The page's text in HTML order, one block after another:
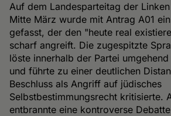
Auf dem Landesparteitag der
Mitte März wurde mit Antrag A01
gefasst, der den "heute real
scharf angreift. Die zugespitzte
löste innerhalb der Partei
und führte zu einer deutlichen
Beschluss als Angriff auf jüdisches
Selbstbestimmungsrecht kritisierte.
entbrannte eine kontroverse